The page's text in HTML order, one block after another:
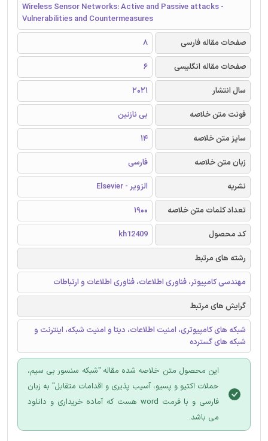
Wireless Sensor Networks: Active and Passive attacks -
Vulnerabilities and Countermeasures
صفحات مقاله فارسی
8
صفحات مقاله انگلیسی
6
سال انتشار
2021
فونت متن خلاصه
بی نازنین
سایز متن خلاصه
14
زبان متن خلاصه
فارسی
نشریه
الزویر - Elsevier
تعداد کلمات متن خلاصه
1900
کد محصول
kh12409
رشته های مرتبط
مهندسی کامپیوتر، فناوری اطلاعات، فناوری اطلاعات و ارتباطات
گرایش های مرتبط
شبکه های کامپیوتری، امنیت اطلاعات، دیتا و امنیت شبکه، اینترنت و
شبکه های گسترده
این محصول متن خلاصه شده مقاله "شبکه سنسور بی سیم،
حملات اکتیو و پسیو، آسیب پذیری و اقدامات متقابل" به زبان
فارسی و با فرمت word هست که آماده خریداری و دانلود
می باشد.